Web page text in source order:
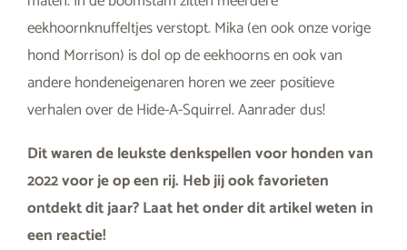
eekhoornknuffeltjes verstopt. Mika (en ook onze vorige
hond Morrison) is dol op de eekhoorns en ook van
andere hondeneigenaren horen we zeer positieve
verhalen over de Hide-A-Squirrel. Aanrader dus!
Dit waren de leukste denkspellen voor honden van
2022 voor je op een rij. Heb jij ook favorieten
ontdekt dit jaar? Laat het onder dit artikel weten in
een reactie!